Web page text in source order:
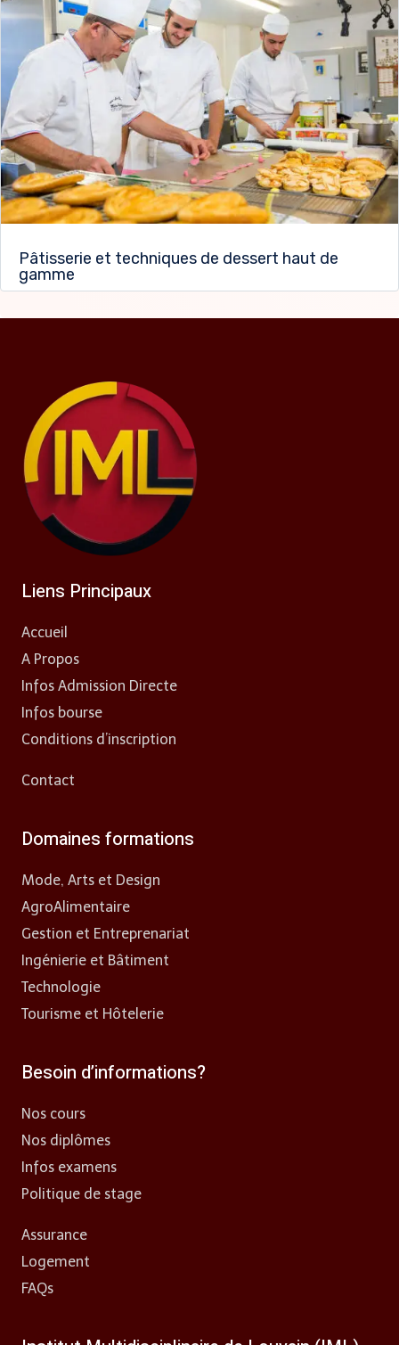
Pâtisserie et techniques de dessert haut de
gamme
Liens Principaux
Accueil
A Propos
Infos Admission Directe
Infos bourse
Conditions d’inscription
Contact
Domaines formations
Mode, Arts et Design
AgroAlimentaire
Gestion et Entreprenariat
Ingénierie et Bâtiment
Technologie
Tourisme et Hôtelerie
Besoin d’informations?
Nos cours
Nos diplômes
Infos examens
Politique de stage
Assurance
Logement
FAQs